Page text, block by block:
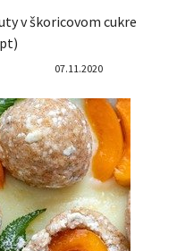
v škoricovom cukre
07.11.2020